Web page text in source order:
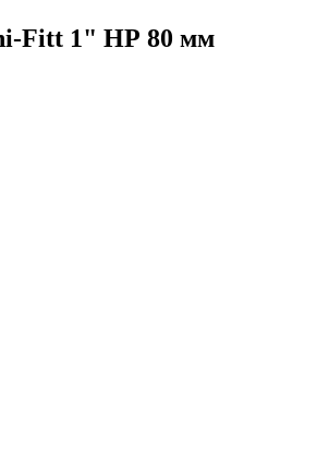
Fitt 1" НР 80 мм